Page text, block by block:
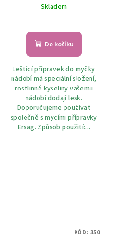
Skladem
Do košíku
Leštící přípravek do myčky
nádobí má speciální složení,
rostlinné kyseliny vašemu
nádobí dodají lesk.
Doporučujeme používat
společně s mycími přípravky
Ersag. Způsob použití:...
KÓD: 350